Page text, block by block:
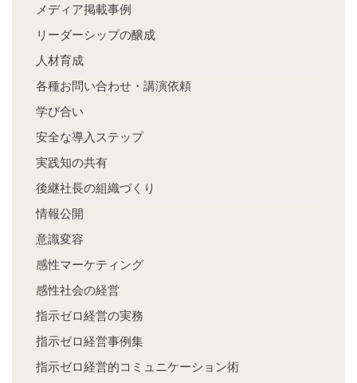
メディア掲載事例
リーダーシップの醸成
人材育成
各種お問い合わせ・講演依頼
学び合い
安全な導入ステップ
実践知の共有
後継社長の組織づくり
情報公開
意識変容
感性マーケティング
感性社会の経営
指示ゼロ経営の実務
指示ゼロ経営事例集
指示ゼロ経営的コミュニケーション術